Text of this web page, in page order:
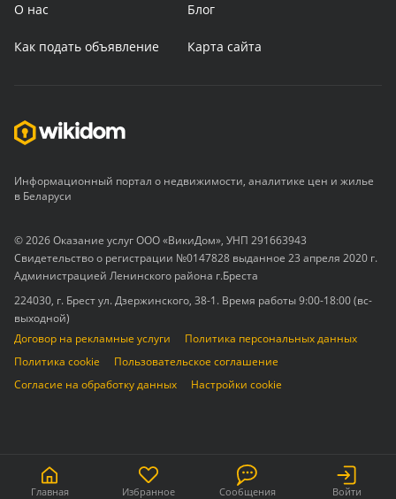
О нас Блог
Как подать объявление Карта сайта
Информационный портал о недвижимости, аналитике цен и жилье
в Беларуси
© 2026 Оказание услуг ООО «ВикиДом», УНП 291663943
Свидетельство о регистрации №0147828 выданное 23 апреля 2020 г.
Администрацией Ленинского района г.Бреста
224030, г. Брест ул. Дзержинского, 38-1. Время работы 9:00-18:00 (вс-
выходной)
Договор на рекламные услуги
Политика персональных данных
Политика cookie
Пользовательское соглашение
Согласие на обработку данных
Настройки cookie
Главная Избранное Сообщения Войти